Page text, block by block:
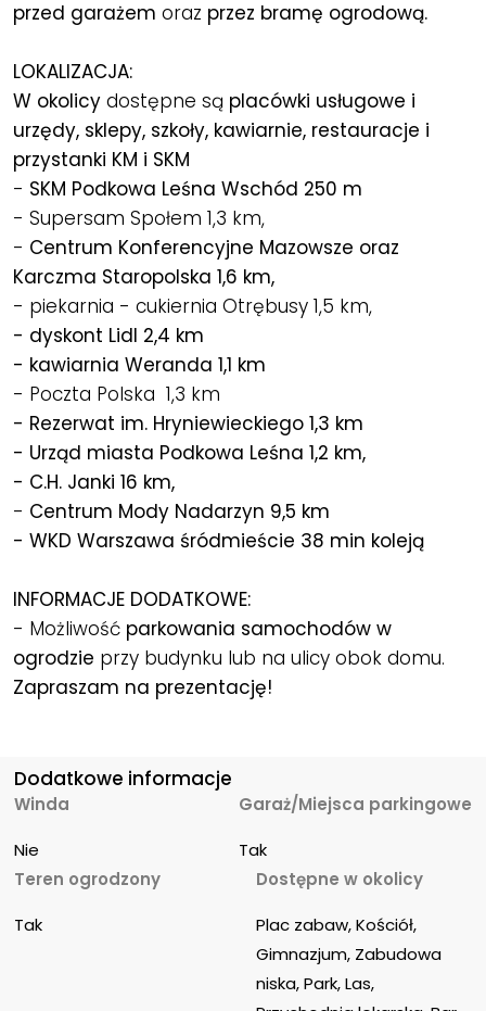
przed garażem oraz przez bramę ogrodową.
LOKALIZACJA:
W okolicy dostępne są placówki usługowe i
urzędy, sklepy, szkoły, kawiarnie, restauracje i
przystanki KM i SKM
- SKM Podkowa Leśna Wschód 250 m
- Supersam Społem 1,3 km,
- Centrum Konferencyjne Mazowsze oraz
Karczma Staropolska 1,6 km,
- piekarnia - cukiernia Otrębusy 1,5 km,
- dyskont Lidl 2,4 km
- kawiarnia Weranda 1,1 km
- Poczta Polska 1,3 km
- Rezerwat im. Hryniewieckiego 1,3 km
- Urząd miasta Podkowa Leśna 1,2 km,
- C.H. Janki 16 km,
- Centrum Mody Nadarzyn 9,5 km
- WKD Warszawa śródmieście 38 min koleją
INFORMACJE DODATKOWE:
- Możliwość parkowania samochodów w
ogrodzie przy budynku lub na ulicy obok domu.
Zapraszam na prezentację!
Dodatkowe informacje
Winda
Nie
Garaż/Miejsca parkingowe
Tak
Teren ogrodzony
Tak
Dostępne w okolicy
Plac zabaw, Kościół,
Gimnazjum, Zabudowa
niska, Park, Las,